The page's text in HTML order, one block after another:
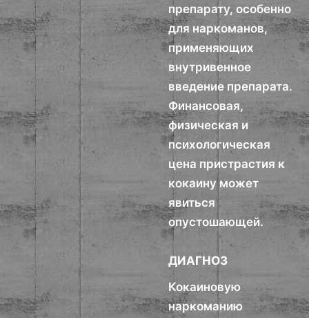
препарату, особенно
для наркоманов,
применяющих
внутривенное
введение препарата.
Финансовая,
физическая и
психологическая
цена пристрастия к
кокаину может
явиться
опустошающей.
ДИАГНОЗ
Кокаиновую
наркоманию